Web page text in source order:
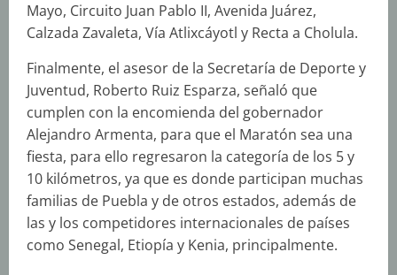
Mayo, Circuito Juan Pablo II, Avenida Juárez,
Calzada Zavaleta, Vía Atlixcáyotl y Recta a Cholula.
Finalmente, el asesor de la Secretaría de Deporte y
Juventud, Roberto Ruiz Esparza, señaló que
cumplen con la encomienda del gobernador
Alejandro Armenta, para que el Maratón sea una
fiesta, para ello regresaron la categoría de los 5 y
10 kilómetros, ya que es donde participan muchas
familias de Puebla y de otros estados, además de
las y los competidores internacionales de países
como Senegal, Etiopía y Kenia, principalmente.